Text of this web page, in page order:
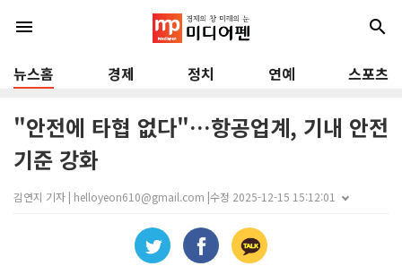
menu search
뉴스홈 경제 정치 연예 스포츠
"안전에 타협 없다"…항공업계, 기내 안전
기준 강화
김연지 기자 | helloyeon610@gmail.com |수정 2025-12-15 15:12:01